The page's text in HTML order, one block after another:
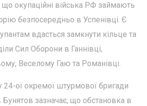
окупаційні війська РФ займають
безпосередньо в Успенівці. Є
вдасться замкнути кільце та
Сил Оборони в Ганнівці,
Веселому Гаю та Романівці.
ої окремої штурмової бригади
Бунятов зазначає, що обстановка в